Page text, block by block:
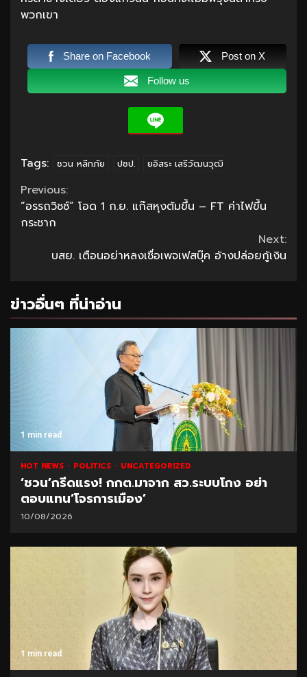
พวกเขา
Share on Facebook Post on X
Follow us
Tags: ชวน หลีกภัย ปชป. ยอิสระ เสรีวัฒนวุฒิ
Continue
Reading
Previous:
“อรรถวิชช์” โอด 1 ก.ย. แก๊สหุงต้มขึ้น – FT ค่าไฟขึ้น
กระชาก
Next:
บสย. เตือนอย่าหลงเชื่อเพจเฟสบุ๊ค อ้างปล่อยกู้เงิน
ข่าวอื่นๆ ที่น่าอ่าน
1 min read
HOT NEWS POLITICS UNCATEGORIZED
‘ชวน’กรีดแรง! กกต.มาจาก สว.ระบบโกง อย่า
ตอบแทน‘โจรการเมือง’
10/08/2026
1 min read